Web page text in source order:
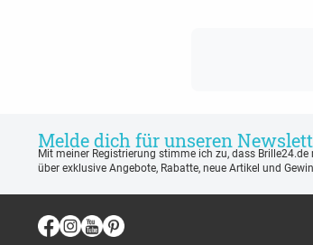
Melde dich für unseren
Mit meiner Registrierung stimme ich zu, dass
über exklusive Angebote, Rabatte, neue Artikel und